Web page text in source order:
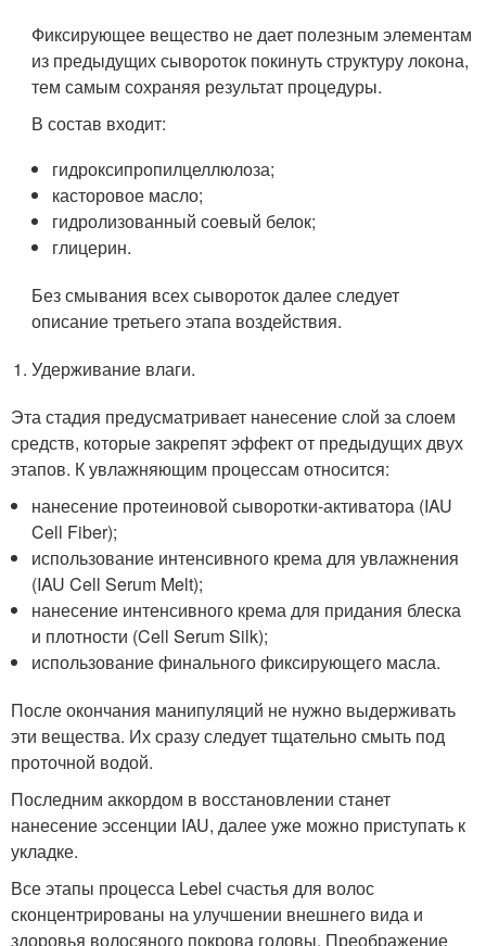
Фиксирующее вещество не дает полезным элементам
из предыдущих сывороток покинуть структуру локона,
тем самым сохраняя результат процедуры.
В состав входит:
гидроксипропилцеллюлоза;
касторовое масло;
гидролизованный соевый белок;
глицерин.
Без смывания всех сывороток далее следует
описание третьего этапа воздействия.
Удерживание влаги.
Эта стадия предусматривает нанесение слой за слоем
средств, которые закрепят эффект от предыдущих двух
этапов. К увлажняющим процессам относится:
нанесение протеиновой сыворотки-активатора (IAU
Cell Fiber);
использование интенсивного крема для увлажнения
(IAU Cell Serum Melt);
нанесение интенсивного крема для придания блеска
и плотности (Cell Serum Silk);
использование финального фиксирующего масла.
После окончания манипуляций не нужно выдерживать
эти вещества. Их сразу следует тщательно смыть под
проточной водой.
Последним аккордом в восстановлении станет
нанесение эссенции IAU, далее уже можно приступать к
укладке.
Все этапы процесса Lebel счастья для волос
сконцентрированы на улучшении внешнего вида и
здоровья волосяного покрова головы. Преображение